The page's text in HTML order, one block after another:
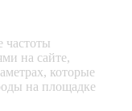
частоты
на сайте,
которые
на площадке